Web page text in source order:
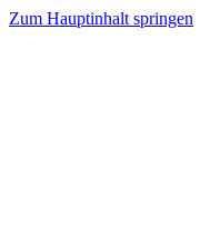
Zum Hauptinhalt springen